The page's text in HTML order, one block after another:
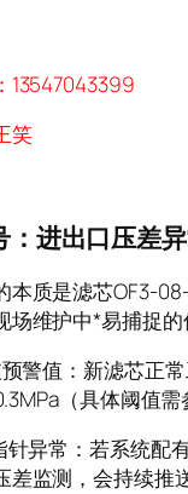
13547043399
笑
：进出口压差
本质是滤芯OF3-
场维护中*易捕捉的
预警值：新滤芯正
（具体阈值需
针异常：若系统配
差监测，会持续推